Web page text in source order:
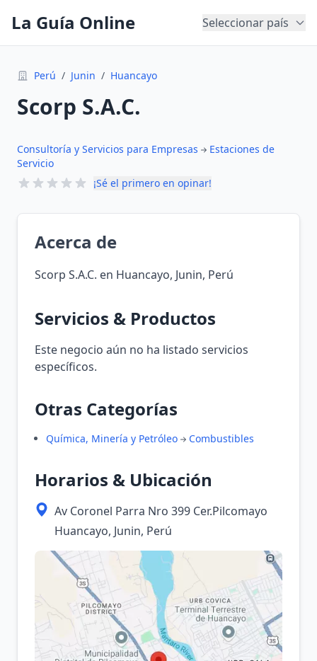
La Guía Online Seleccionar país
Perú / Junin / Huancayo
Scorp S.A.C.
Consultoría y Servicios para Empresas
Estaciones de
Servicio
¡Sé el primero en opinar!
Acerca de
Scorp S.A.C. en Huancayo, Junin, Perú
Servicios & Productos
Este negocio aún no ha listado servicios
específicos.
Otras Categorías
Química, Minería y Petróleo Combustibles
Horarios & Ubicación
Av Coronel Parra Nro 399 Cer.Pilcomayo
Huancayo, Junin, Perú